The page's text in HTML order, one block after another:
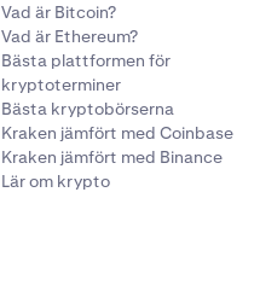
Vad är Bitcoin?
Vad är Ethereum?
Bästa plattformen för
kryptoterminer
Bästa kryptobörserna
Kraken jämfört med Coinbase
Kraken jämfört med Binance
Lär om krypto